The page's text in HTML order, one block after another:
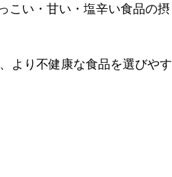
こい・甘い・塩辛い食品の摂
より不健康な食品を選びやす